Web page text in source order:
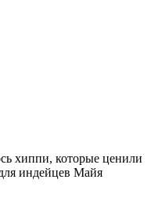
хиппи, которые ценили
индейцев Майя